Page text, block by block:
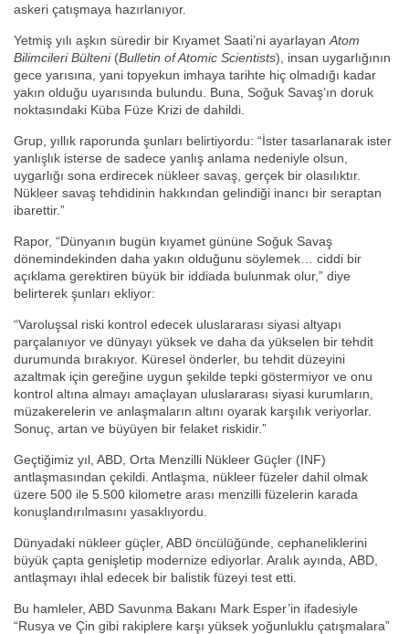
askeri çatışmaya hazırlanıyor.
Yetmiş yılı aşkın süredir bir Kıyamet Saati’ni ayarlayan Atom
Bilimcileri Bülteni(Bulletin of Atomic Scientists), insan uygarlığının
gece yarısına, yani topyekun imhaya tarihte hiç olmadığı kadar
yakın olduğu uyarısında bulundu. Buna, Soğuk Savaş’ın doruk
noktasındaki Küba Füze Krizi de dahildi.
Grup, yıllık raporunda şunları belirtiyordu: “İster tasarlanarak ister
yanlışlık isterse de sadece yanlış anlama nedeniyle olsun,
uygarlığı sona erdirecek nükleer savaş, gerçek bir olasılıktır.
Nükleer savaş tehdidinin hakkından gelindiği inancı bir seraptan
ibarettir.”
Rapor, “Dünyanın bugün kıyamet gününe Soğuk Savaş
dönemindekinden daha yakın olduğunu söylemek… ciddi bir
açıklama gerektiren büyük bir iddiada bulunmak olur,” diye
belirterek şunları ekliyor:
“Varoluşsal riski kontrol edecek uluslararası siyasi altyapı
parçalanıyor ve dünyayı yüksek ve daha da yükselen bir tehdit
durumunda bırakıyor. Küresel önderler, bu tehdit düzeyini
azaltmak için gereğine uygun şekilde tepki göstermiyor ve onu
kontrol altına almayı amaçlayan uluslararası siyasi kurumların,
müzakerelerin ve anlaşmaların altını oyarak karşılık veriyorlar.
Sonuç, artan ve büyüyen bir felaket riskidir.”
Geçtiğimiz yıl, ABD, Orta Menzilli Nükleer Güçler (INF)
antlaşmasından çekildi. Antlaşma, nükleer füzeler dahil olmak
üzere 500 ile 5.500 kilometre arası menzilli füzelerin karada
konuşlandırılmasını yasaklıyordu.
Dünyadaki nükleer güçler, ABD öncülüğünde, cephaneliklerini
büyük çapta genişletip modernize ediyorlar. Aralık ayında, ABD,
antlaşmayı ihlal edecek bir balistik füzeyi test etti.
Bu hamleler, ABD Savunma Bakanı Mark Esper’in ifadesiyle
“Rusya ve Çin gibi rakiplere karşı yüksek yoğunluklu çatışmalara”